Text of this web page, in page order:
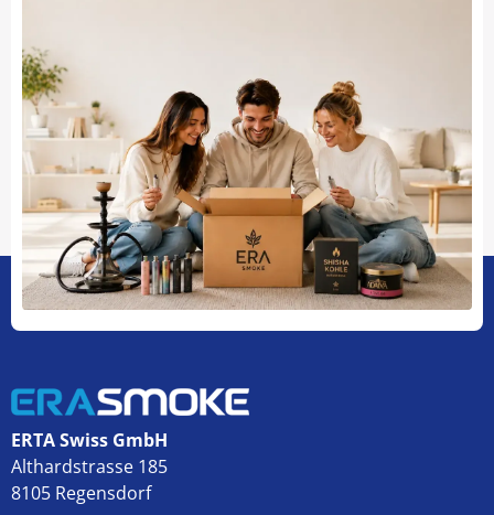
ERTA Swiss GmbH
Althardstrasse 185
8105 Regensdorf